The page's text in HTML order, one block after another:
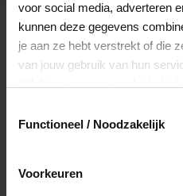
voor social media, adverteren
kunnen deze gegevens
je aan ze hebt verstrekt of die
van jouw gebruik van hun
Functioneel / Noodzakelijk
Voorkeuren